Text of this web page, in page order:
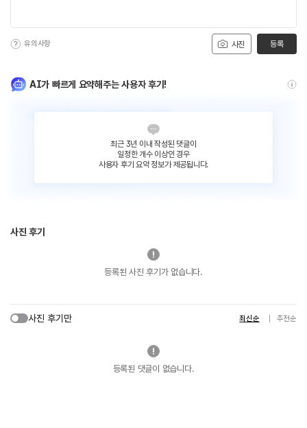
사진
유의사항 등록
AI가 빠르게 요약해주는 사용자 후기!
최근 3년 이내 작성된 댓글이
일정한 개수 이상인 경우
사용자 후기 요약 정보가 제공됩니다.
사진 후기
등록된 사진 후기가 없습니다.
사진 후기만 최신순 추천순
등록된 댓글이 없습니다.